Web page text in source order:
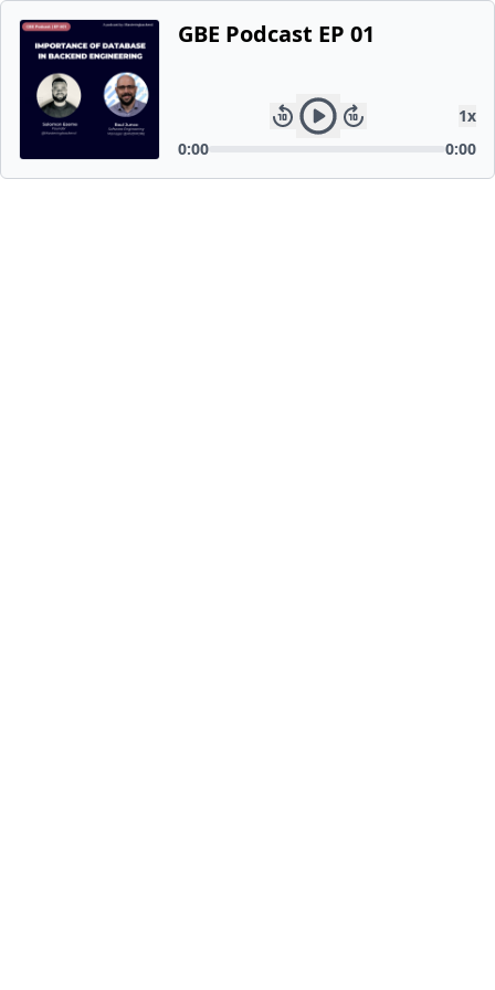
GBE Podcast EP 01
1x
0:00
0:00